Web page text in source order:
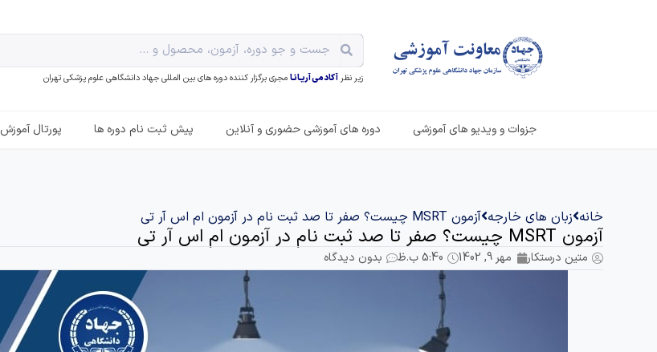
زیر نظر آکادمی آریـانـامجری برگزار کننده دوره های بین المللی جهاد دانشگاهی علوم پزشکی تهران
جزوات و ویدیو های آموزشی دوره های آموزشی حضوری و آنلاین پیش ثبت نام دوره ها پورتال آموزش
خانه زبان های خارجه آزمون MSRT چیست؟ صفر تا صد ثبت نام در آزمون ام اس آر تی
آزمون MSRT چیست؟ صفر تا صد ثبت نام در آزمون ام اس آر تی
متین درستکار مهر 9, 1402 5:40 ب.ظ بدون دیدگاه